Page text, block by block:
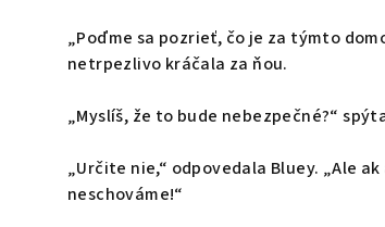
„Poďme sa pozrieť, čo je za týmto
netrpezlivo kráčala za ňou.
„Myslíš, že to bude nebezpečné?“
„Určite nie,“ odpovedala Bluey. „Ale
neschováme!“